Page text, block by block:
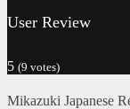
User Review
5 (9 votes)
Mikazuki Japanese